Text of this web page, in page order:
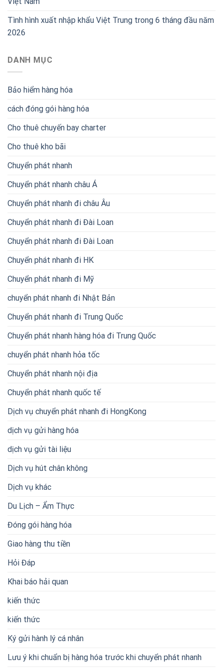
Tình hình xuất nhập khẩu Việt Trung trong 6 tháng đầu năm
2026
DANH MỤC
Bảo hiểm hàng hóa
cách đóng gói hàng hóa
Cho thuê chuyến bay charter
Cho thuê kho bãi
Chuyển phát nhanh
Chuyển phát nhanh châu Á
Chuyển phát nhanh đi châu Âu
Chuyển phát nhanh đi Đài Loan
Chuyển phát nhanh đi Đài Loan
Chuyển phát nhanh đi HK
Chuyển phát nhanh đi Mỹ
chuyển phát nhanh đi Nhật Bản
Chuyển phát nhanh đi Trung Quốc
Chuyển phát nhanh hàng hóa đi Trung Quốc
chuyển phát nhanh hỏa tốc
Chuyển phát nhanh nội địa
Chuyển phát nhanh quốc tế
Dịch vụ chuyển phát nhanh đi HongKong
dịch vụ gửi hàng hóa
dịch vụ gửi tài liệu
Dịch vụ hút chân không
Dịch vụ khác
Du Lịch – Ẩm Thực
Đóng gói hàng hóa
Giao hàng thu tiền
Hỏi Đáp
Khai báo hải quan
kiến thức
kiến thức
Ký gửi hành lý cá nhân
Lưu ý khi chuẩn bị hàng hóa trước khi chuyển phát nhanh